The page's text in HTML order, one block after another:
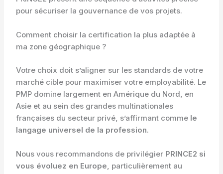
pour sécuriser la gouvernance de vos projets.
Comment choisir la certification la plus adaptée à
ma zone géographique ?
Votre choix doit s’aligner sur les standards de votre
marché cible pour maximiser votre employabilité. Le
PMP domine largement en Amérique du Nord, en
Asie et au sein des grandes multinationales
françaises du secteur privé, s’affirmant comme le
langage universel de la profession.
Nous vous recommandons de privilégier PRINCE2 si
vous évoluez en Europe , particulièrement au